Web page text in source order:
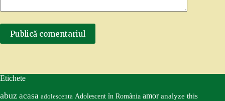
Publică comentariul
Etichete
abuz acasa adolescenta Adolescent în România amor analyze this